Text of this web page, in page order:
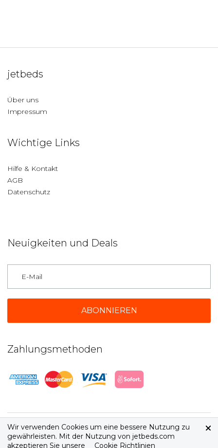
jetbeds
Über uns
Impressum
Wichtige Links
Hilfe & Kontakt
AGB
Datenschutz
Neuigkeiten und Deals
Zahlungsmethoden
2026 © jetbeds.com AGB|Datenschutz
Wir verwenden Cookies um eine bessere Nutzung zu
gewährleisten. Mit der Nutzung von jetbeds.com
akzeptieren Sie unsere
Cookie Richtlinien